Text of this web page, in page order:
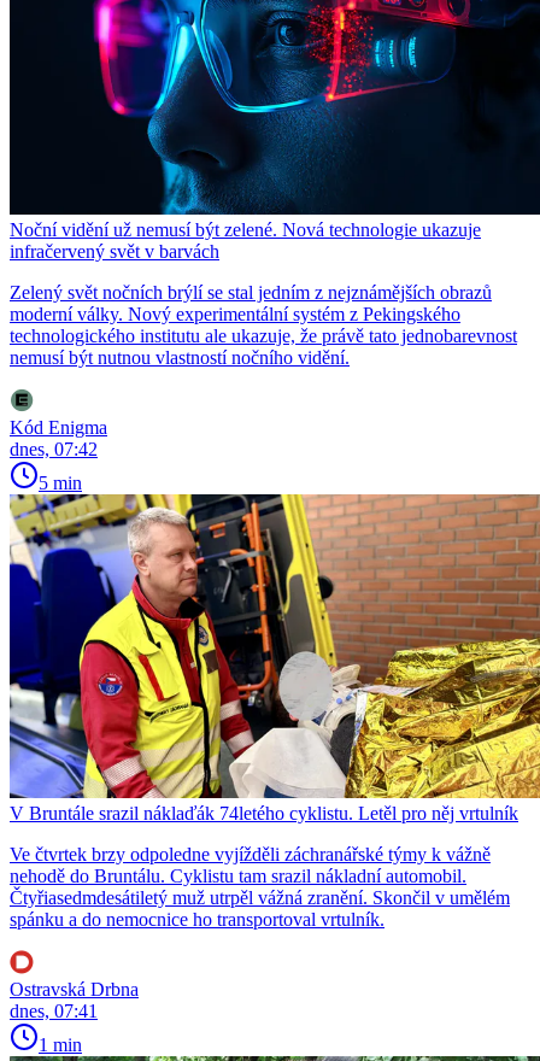
Noční vidění už nemusí být zelené. Nová technologie ukazuje
infračervený svět v barvách
Zelený svět nočních brýlí se stal jedním z nejznámějších obrazů
moderní války. Nový experimentální systém z Pekingského
technologického institutu ale ukazuje, že právě tato jednobarevnost
nemusí být nutnou vlastností nočního vidění.
Kód Enigma
dnes, 07:42
5 min
V Bruntále srazil náklaďák 74letého cyklistu. Letěl pro něj vrtulník
Ve čtvrtek brzy odpoledne vyjížděli záchranářské týmy k vážně
nehodě do Bruntálu. Cyklistu tam srazil nákladní automobil.
Čtyřiasedmdesátiletý muž utrpěl vážná zranění. Skončil v umělém
spánku a do nemocnice ho transportoval vrtulník.
Ostravská Drbna
dnes, 07:41
1 min